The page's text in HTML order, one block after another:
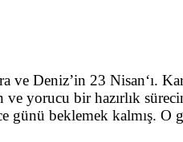
ve Deniz’in 23
yorucu bir hazırlık
günü beklemek kalmış.